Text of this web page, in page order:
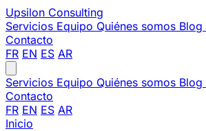
Upsilon Consulting
Servicios Equipo Quiénes somos Blog
Contacto
FR EN ES AR
Servicios Equipo Quiénes somos Blog
Contacto
FR EN ES AR
Inicio